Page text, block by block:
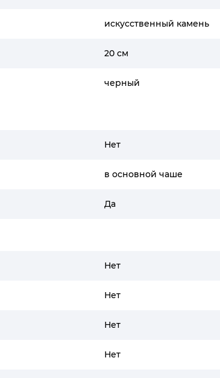
искусственный камень
20 см
черный
Нет
в основной чаше
Да
Нет
Нет
Нет
Нет